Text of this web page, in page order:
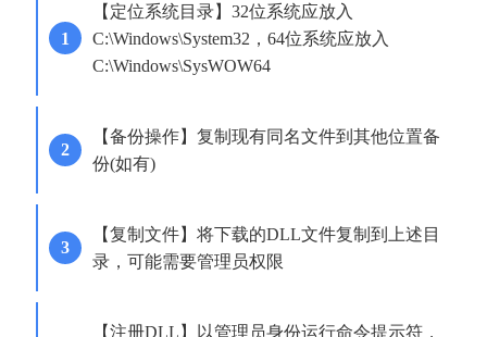
【定位系统目录】32位系统应放入
C:\Windows\System32，64位系统应放入
C:\Windows\SysWOW64
【备份操作】复制现有同名文件到其他位置备
份(如有)
【复制文件】将下载的DLL文件复制到上述目
录，可能需要管理员权限
【注册DLL】以管理员身份运行命令提示符，